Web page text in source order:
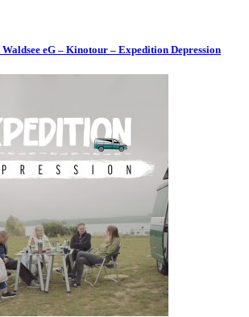
eG – Kinotour – Expedition Depression